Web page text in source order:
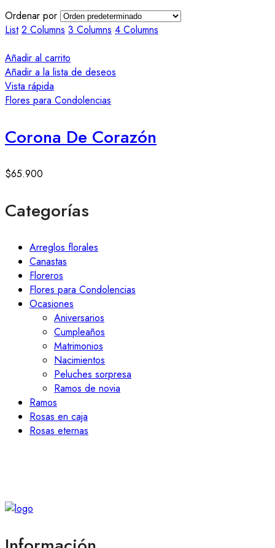
Ordenar por
List 2 Columns 3 Columns 4 Columns
Añadir al carrito
Añadir a la lista de deseos
Vista rápida
Flores para Condolencias
Corona De Corazón
$65.900
Categorías
Arreglos florales
Canastas
Floreros
Flores para Condolencias
Ocasiones
Aniversarios
Cumpleaños
Matrimonios
Nacimientos
Peluches sorpresa
Ramos de novia
Ramos
Rosas en caja
Rosas eternas